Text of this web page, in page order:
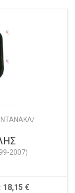
2007)
18,15 €